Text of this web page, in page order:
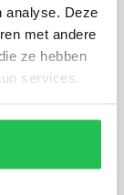
analyse. Deze
met andere
ze hebben
services.